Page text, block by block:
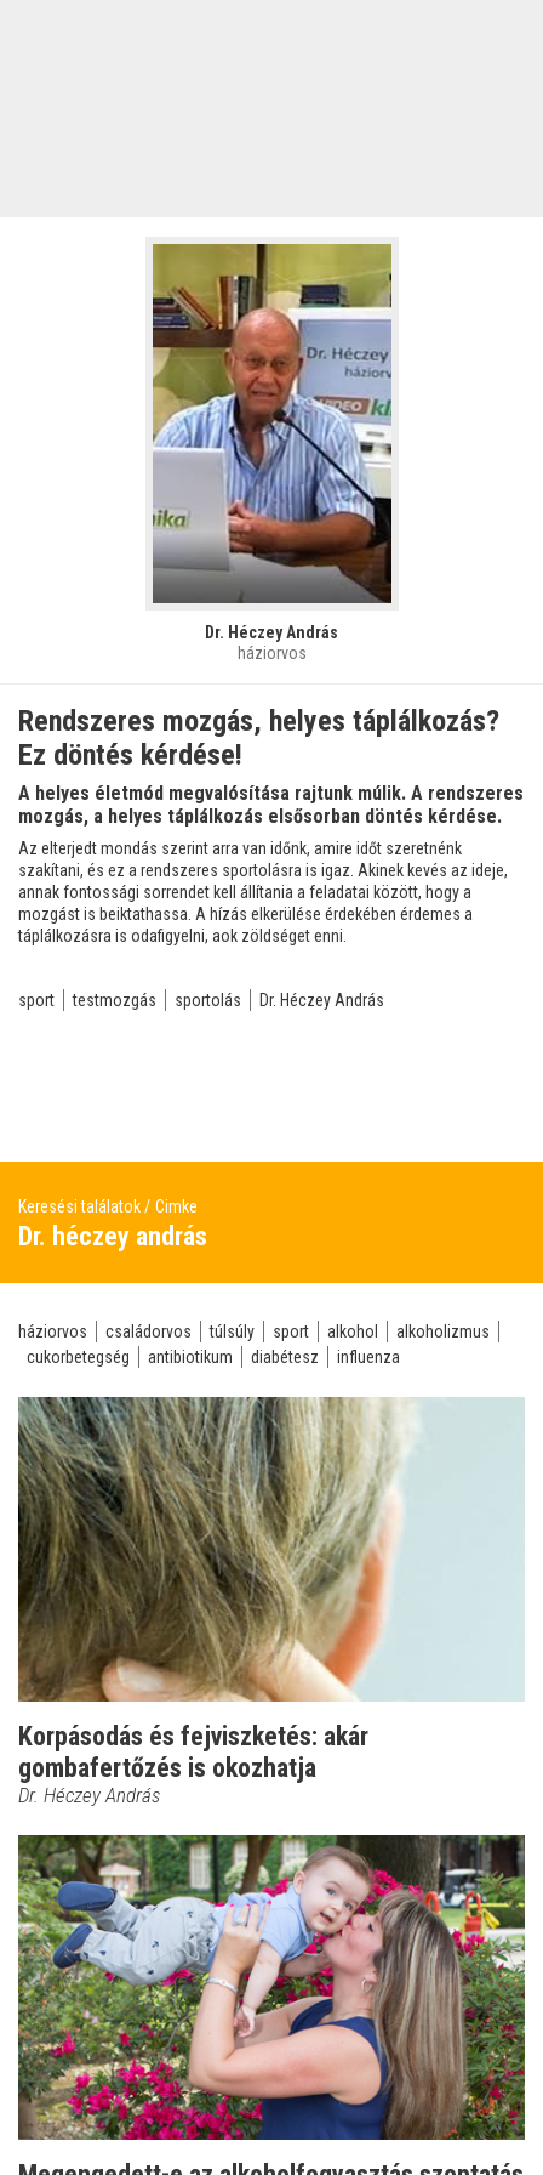
Dr. Héczey András
háziorvos
Rendszeres mozgás, helyes táplálkozás?
Ez döntés kérdése!
A helyes életmód megvalósítása rajtunk múlik. A rendszeres
mozgás, a helyes táplálkozás elsősorban döntés kérdése.
Az elterjedt mondás szerint arra van időnk, amire időt szeretnénk
szakítani, és ez a rendszeres sportolásra is igaz. Akinek kevés az ideje,
annak fontossági sorrendet kell állítania a feladatai között, hogy a
mozgást is beiktathassa. A hízás elkerülése érdekében érdemes a
táplálkozásra is odafigyelni, aok zöldséget enni.
sport testmozgás sportolás Dr. Héczey András
Keresési találatok Cimke
Dr. héczey andrás
háziorvos családorvos túlsúly sport alkohol
alkoholizmus
cukorbetegség
antibiotikum diabétesz influenza
Korpásodás és fejviszketés: akár
gombafertőzés is okozhatja
Dr. Héczey András